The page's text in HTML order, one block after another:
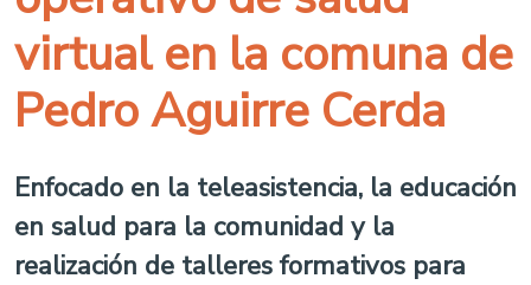
virtual en la comuna de
Pedro Aguirre Cerda
Enfocado en la teleasistencia, la educación
en salud para la comunidad y la
realización de talleres formativos para